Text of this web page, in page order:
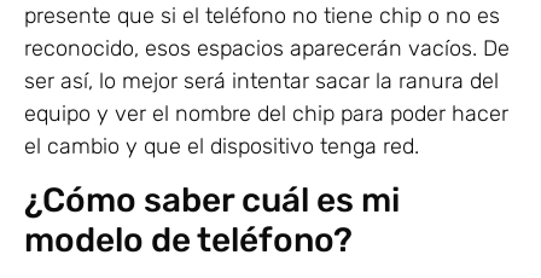
presente que si el teléfono no tiene chip o no es
reconocido, esos espacios aparecerán vacíos. De
ser así, lo mejor será intentar sacar la ranura del
equipo y ver el nombre del chip para poder hacer
el cambio y que el dispositivo tenga red.
¿Cómo saber cuál es mi
modelo de teléfono?